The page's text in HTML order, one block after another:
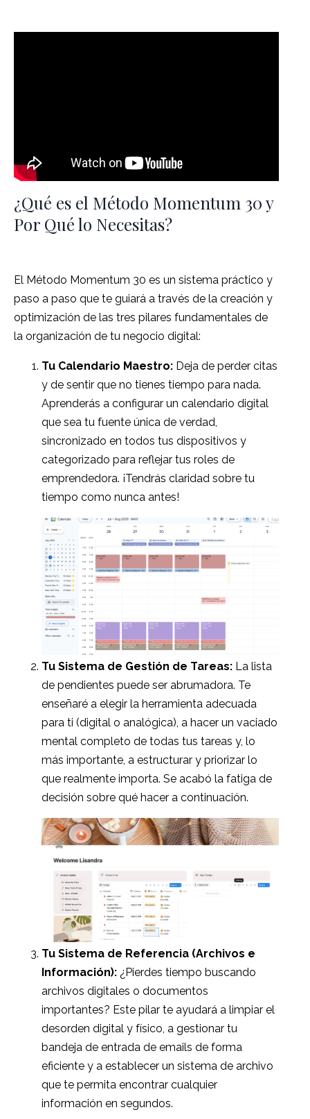
¿Qué es el Método Momentum 30 y
Por Qué lo Necesitas?
El Método Momentum 30 es un sistema práctico y
paso a paso que te guiará a través de la creación y
optimización de las tres pilares fundamentales de
la organización de tu negocio digital:
Tu Calendario Maestro: Deja de perder citas
y de sentir que no tienes tiempo para nada.
Aprenderás a configurar un calendario digital
que sea tu fuente única de verdad,
sincronizado en todos tus dispositivos y
categorizado para reflejar tus roles de
emprendedora. ¡Tendrás claridad sobre tu
tiempo como nunca antes!
Tu Sistema de Gestión de Tareas: La lista
de pendientes puede ser abrumadora. Te
enseñaré a elegir la herramienta adecuada
para ti (digital o analógica), a hacer un vaciado
mental completo de todas tus tareas y, lo
más importante, a estructurar y priorizar lo
que realmente importa. Se acabó la fatiga de
decisión sobre qué hacer a continuación.
Tu Sistema de Referencia (Archivos e
Información): ¿Pierdes tiempo buscando
archivos digitales o documentos
importantes? Este pilar te ayudará a limpiar el
desorden digital y físico, a gestionar tu
bandeja de entrada de emails de forma
eficiente y a establecer un sistema de archivo
que te permita encontrar cualquier
información en segundos.